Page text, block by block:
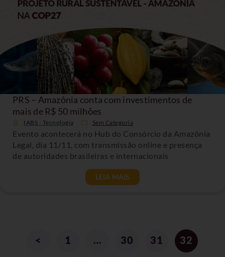
PRS – Amazônia conta com investimentos de
mais de R$ 50 milhões
IABS - Tecnologia Sem Categoria
Evento acontecerá no Hub do Consórcio da Amazônia
Legal, dia 11/11, com transmissão online e presença
de autoridades brasileiras e internacionais
LEIA MAIS
< 1 … 30 31 32